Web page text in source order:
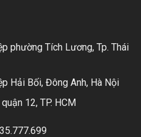
phường Tích Lương, Tp. Thái
Hải Bối, Đông Anh, Hà Nội
12, TP. HCM